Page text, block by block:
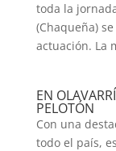
toda la
(Chaqueña)
actuación. La
EN
PELOTÓN
Con una
todo el país,